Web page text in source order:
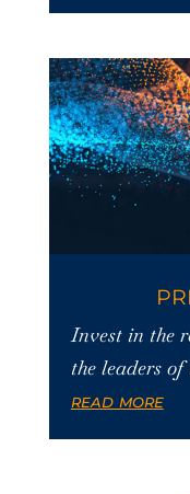
Invest in the
the leaders
read more